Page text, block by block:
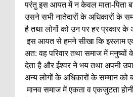
परंतु इस आयत में न केवल माता-पिता
उसने सभी नातेदारों के अधिकारों के
है तथा लोगों को उन पर हर प्रकार के
इस आयत से हमने सीखा कि इस्लाम
अत: वह परिवार तथा समाज में
देता है और ईश्वर ने भय तथा अपनी
अन्य लोगों के अधिकारों के सम्मान को
मानव समाज में एकता व एकजुटता